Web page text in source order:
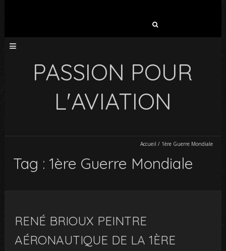
PASSION POUR
L'AVIATION
Accueil / 1ère Guerre Mondiale
Tag : 1ère Guerre Mondiale
RENÉ BRIOUX PEINTRE
AÉRONAUTIQUE DE LA 1ÈRE